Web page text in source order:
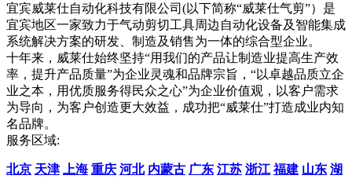
宜宾威莱仕自动化科技有限公司(以下简称“威莱仕气剪”）是
宜宾地区一家致力于气动剪切工具周边自动化设备及智能集成
系统解决方案的研发、制造及销售为一体的综合型企业。
十年来，威莱仕始终坚持“用我们的产品让制造业提高生产效
率，提升产品质量”为企业灵魂和品牌宗旨，“以卓越品质立企
业之本，用优质服务得民众之心”为企业价值观，以客户需求
为导向，为客户创造更大效益，成功把“威莱仕”打造成业内知
名品牌。
服务区域:
北京 天津 上海 重庆 河北 内蒙古 广东 江苏 浙江 福建 山东 湖